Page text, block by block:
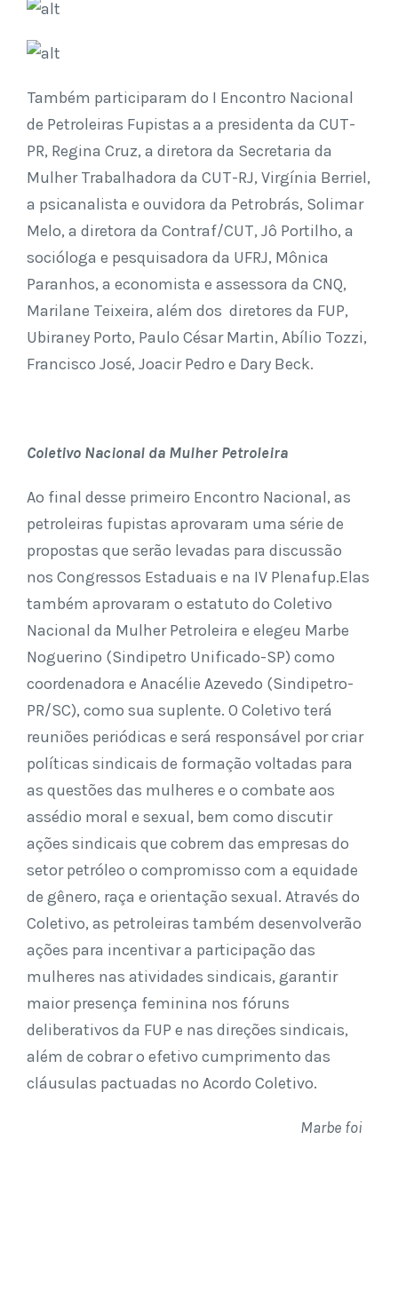
Também participaram do I Encontro Nacional
de Petroleiras Fupistas a a presidenta da CUT-
PR, Regina Cruz, a diretora da Secretaria da
Mulher Trabalhadora da CUT-RJ, Virgínia Berriel,
a psicanalista e ouvidora da Petrobrás, Solimar
Melo, a diretora da Contraf/CUT, Jô Portilho, a
socióloga e pesquisadora da UFRJ, Mônica
Paranhos, a economista e assessora da CNQ,
Marilane Teixeira, além dos diretores da FUP,
Ubiraney Porto, Paulo César Martin, Abílio Tozzi,
Francisco José, Joacir Pedro e Dary Beck.
Coletivo Nacional da Mulher Petroleira
Ao final desse primeiro Encontro Nacional, as
petroleiras fupistas aprovaram uma série de
propostas que serão levadas para discussão
nos Congressos Estaduais e na IV Plenafup.Elas
também aprovaram o estatuto do Coletivo
Nacional da Mulher Petroleira e elegeu Marbe
Noguerino (Sindipetro Unificado-SP) como
coordenadora e Anacélie Azevedo (Sindipetro-
PR/SC), como sua suplente. O Coletivo terá
reuniões periódicas e será responsável por criar
políticas sindicais de formação voltadas para
as questões das mulheres e o combate aos
assédio moral e sexual, bem como discutir
ações sindicais que cobrem das empresas do
setor petróleo o compromisso com a equidade
de gênero, raça e orientação sexual. Através do
Coletivo, as petroleiras também desenvolverão
ações para incentivar a participação das
mulheres nas atividades sindicais, garantir
maior presença feminina nos fóruns
deliberativos da FUP e nas direções sindicais,
além de cobrar o efetivo cumprimento das
cláusulas pactuadas no Acordo Coletivo.
Marbe foi